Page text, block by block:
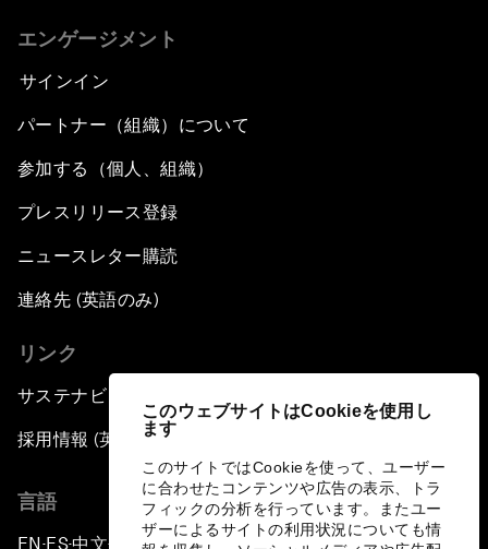
このウェブサイトはCookieを使用し
ます
このサイトではCookieを使って、ユーザー
に合わせたコンテンツや広告の表示、トラ
フィックの分析を行っています。またユー
ザーによるサイトの利用状況についても情
エンゲージメント
サインイン
パートナー（組織）について
参加する（個人、組織）
プレスリリース登録
ニュースレター購読
連絡先 (英語のみ)
リンク
サステナビリティへの取り組み
採用情報 (英語のみ)
言語
EN ▪ES▪中文▪ 日本語